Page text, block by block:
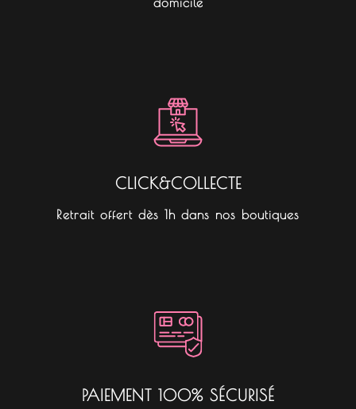
CLICK&COLLECTE
Retrait offert dès 1h dans nos boutiques
PAIEMENT 100% SÉCURISÉ